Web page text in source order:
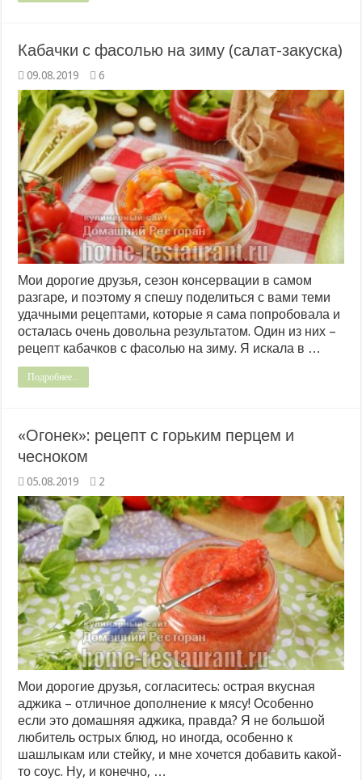
Кабачки с фасолью на зиму (салат-закуска)
09.08.2019 6
Мои дорогие друзья, сезон консервации в самом
разгаре, и поэтому я спешу поделиться с вами теми
удачными рецептами, которые я сама попробовала и
осталась очень довольна результатом. Один из них –
рецепт кабачков с фасолью на зиму. Я искала в …
Подробнее...
«Огонек»: рецепт с горьким перцем и
чесноком
05.08.2019 2
Мои дорогие друзья, согласитесь: острая вкусная
аджика – отличное дополнение к мясу! Особенно
если это домашняя аджика, правда? Я не большой
любитель острых блюд, но иногда, особенно к
шашлыкам или стейку, и мне хочется добавить какой-
то соус. Ну, и конечно, …